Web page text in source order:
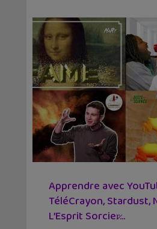
Apprendre avec
TéléCrayon, Stardust,
L’Esprit Sorcier̷...